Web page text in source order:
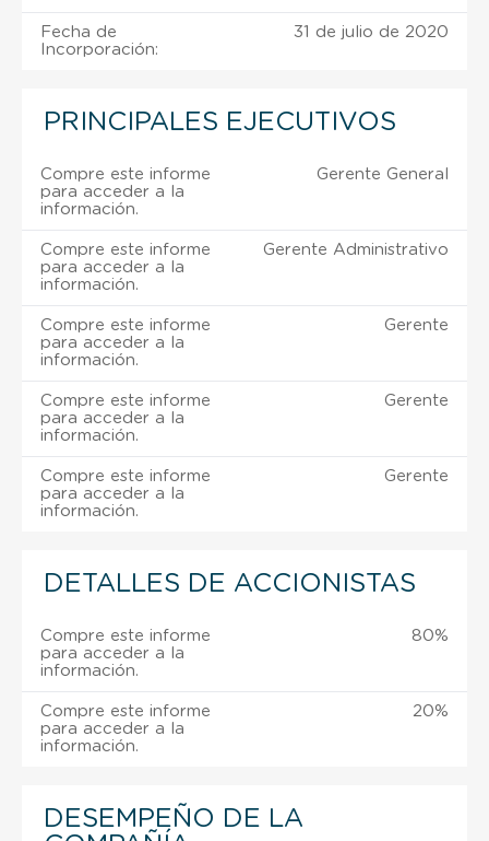
Fecha de
Incorporación:
31 de julio de 2020
PRINCIPALES EJECUTIVOS
Compre este informe
para acceder a la
información.
Gerente General
Compre este informe
para acceder a la
información.
Gerente Administrativo
Compre este informe
para acceder a la
información.
Gerente
Compre este informe
para acceder a la
información.
Gerente
Compre este informe
para acceder a la
información.
Gerente
DETALLES DE ACCIONISTAS
Compre este informe
para acceder a la
información.
80%
Compre este informe
para acceder a la
información.
20%
DESEMPEÑO DE LA